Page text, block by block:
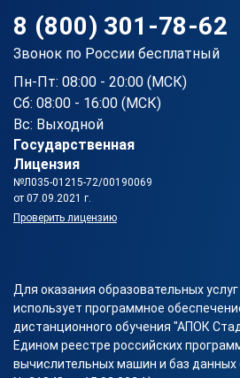
8 (800) 301-78-62
Звонок по России бесплатный
Пн-Пт: 08:00 - 20:00 (МСК)
Сб: 08:00 - 16:00 (МСК)
Вс: Выходной
Государственная
Лицензия
№Л035-01215-72/00190069
от 07.09.2021 г.
Проверить лицензию
Для оказания образовательных
использует программное
дистанционного обучения "АПОК
Едином реестре российских
вычислительных машин и баз данных